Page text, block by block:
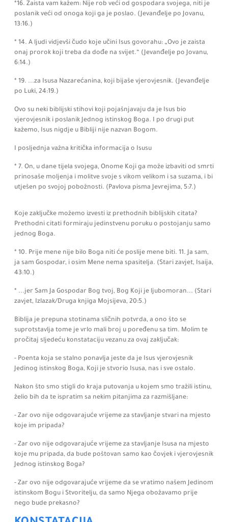
*16. Zaista vam kažem: Nije rob veći od gospodara svojega, niti je
poslanik veći od onoga koji ga je poslao. (Jevanđelje po Jovanu,
13:16.)
* 14. A ljudi vidjevši čudo koje učini Isus govorahu: „Ovo je zaista
onaj prorok koji treba da dođe na svijet.“ (Jevanđelje po Jovanu,
6:14.)
* 19. ...za Isusa Nazarećanina, koji bijaše vjerovjesnik. (Jevanđelje
po Luki, 24:19.)
Ovo su neki biblijski stihovi koji pojašnjavaju da je Isus bio
vjerovjesnik i poslanik Jednog istinskog Boga. I po drugi put
kažemo, Isus nigdje u Bibliji nije nazvan Bogom.
I posljednja važna kritička informacija o Isusu
* 7. On, u dane tijela svojega, Onome Koji ga može izbaviti od smrti
prinosaše moljenja i molitve svoje s vikom velikom i sa suzama, i bi
utješen po svojoj pobožnosti. (Pavlova pisma Jevrejima, 5:7.)
Koje zaključke možemo izvesti iz prethodnih biblijskih citata?
Prethodni citati formiraju jedinstvenu poruku o postojanju samo
jednog Boga.
* 10. Prije mene nije bilo Boga niti će poslije mene biti. 11. Ja sam,
ja sam Gospodar, i osim Mene nema spasitelja. (Stari zavjet, Isaija,
43:10.)
* ...jer Sam Ja Gospodar Bog tvoj, Bog Koji je ljubomoran... (Stari
zavjet, Izlazak/Druga knjiga Mojsijeva, 20:5.)
Biblija je prepuna stotinama sličnih potvrda, a ono što se
suprotstavlja tome je vrlo mali broj u poređenu sa tim. Molim te
pročitaj sljedeću konstataciju vezanu za ovaj zaključak:
- Poenta koja se stalno ponavlja jeste da je Isus vjerovjesnik
Jedinog istinskog Boga, Koji je stvorio Isusa, nas i sve ostalo.
Nakon što smo stigli do kraja putovanja u kojem smo tražili istinu,
želio bih da te ispratim sa nekim pitanjima za razmišljane:
- Zar ovo nije odgovarajuće vrijeme za stavljanje stvari na mjesto
koje im pripada?
- Zar ovo nije odgovarajuće vrijeme za stavljanje Isusa na mjesto
koje mu pripada, da bude poštovan samo kao čovjek i vjerovjesnik
Jednog istinskog Boga?
- Zar ovo nije odgovarajuće vrijeme da se vratimo našem Jedinom
istinskom Bogu i Stvoritelju, da samo Njega obožavamo prije
nego bude prekasno?